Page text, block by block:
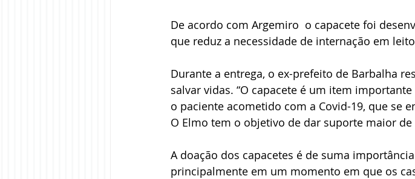
De acordo com Argemiro  o capacete foi
que reduz a necessidade de internação em
Durante a entrega, o ex-prefeito de Barbalha
salvar vidas. “O capacete é um item
o paciente acometido com a Covid-19, que se
O Elmo tem o objetivo de dar suporte maior de
A doação dos capacetes é de suma
principalmente em um momento em que os